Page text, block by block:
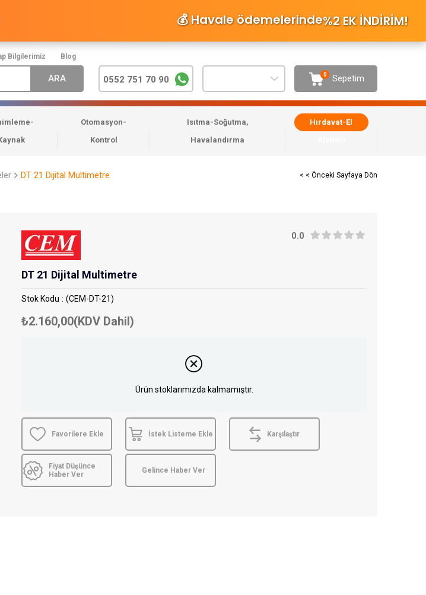
Bilgilerimiz Blog
💰 Havale ödemelerinde%2 EK İNDİRİM!
Sepetim
0
0552 751 70 90
Otomasyon-
Kontrol
Isıtma-Soğutma,
Havalandırma
Hırdavat-El
DT 21 Dijital Multimetre < < Önceki Sayfaya Dön
0.0
DT 21 Dijital Multimetre
Stok Kodu (CEM-DT-21)
₺2.160,00(KDV Dahil)
Ürün stoklarımızda kalmamıştır.
Favorilere Ekle İstek Listeme Ekle Karşılaştır
Fiyat Düşünce
Haber Ver
Gelince Haber Ver